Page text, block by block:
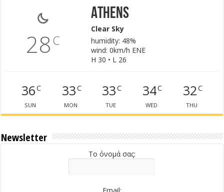
28C
Athens
Clear Sky
humidity: 48%
wind: 0km/h ENE
H 30 • L 26
36C
SUN
33C
MON
33C
TUE
34C
WED
32C
THU
Newsletter
Το όνομά σας: